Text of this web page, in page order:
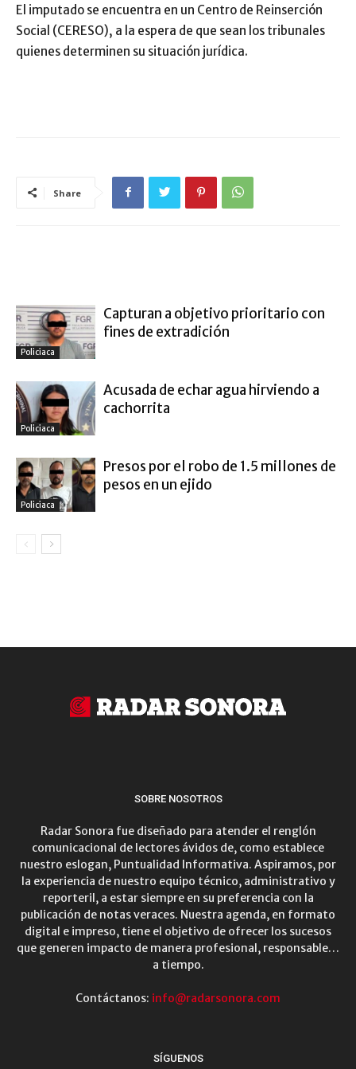
El imputado se encuentra en un Centro de Reinserción
Social (CERESO), a la espera de que sean los tribunales
quienes determinen su situación jurídica.
Share
Policiaca
Capturan a objetivo prioritario con
fines de extradición
Policiaca
Acusada de echar agua hirviendo a
cachorrita
Policiaca
Presos por el robo de 1.5 millones de
pesos en un ejido
SOBRE NOSOTROS
Radar Sonora fue diseñado para atender el renglón
comunicacional de lectores ávidos de, como establece
nuestro eslogan, Puntualidad Informativa. Aspiramos, por
la experiencia de nuestro equipo técnico, administrativo y
reporteril, a estar siempre en su preferencia con la
publicación de notas veraces. Nuestra agenda, en formato
digital e impreso, tiene el objetivo de ofrecer los sucesos
que generen impacto de manera profesional, responsable…
a tiempo.
Contáctanos: info@radarsonora.com
SÍGUENOS